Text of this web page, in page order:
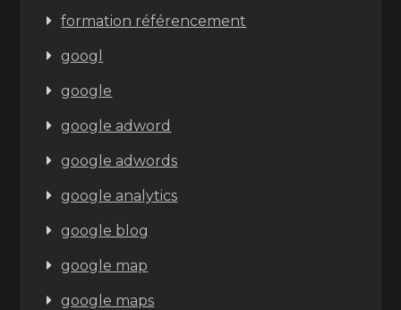
formation référencement
googl
google
google adword
google adwords
google analytics
google blog
google map
google maps